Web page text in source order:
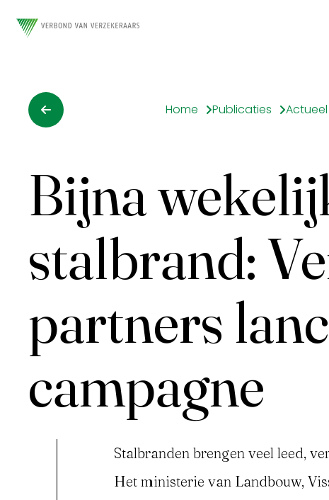
Home Publicaties Actueel
Bijna
stalbrand:
partners
campagne
Stalbranden brengen veel leed,
Het ministerie van Landbouw,